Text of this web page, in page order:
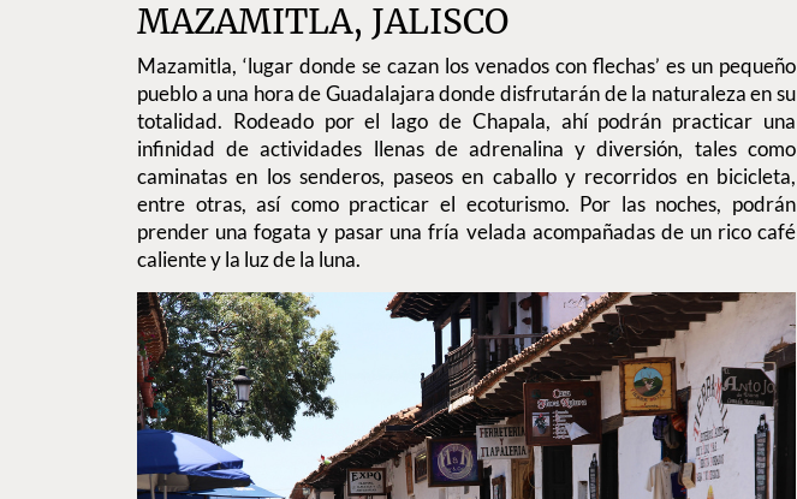
MAZAMITLA, JALISCO
Mazamitla, ‘lugar donde se cazan los venados con flechas’ es un pequeño
pueblo a una hora de Guadalajara donde disfrutarán de la naturaleza en su
totalidad. Rodeado por el lago de Chapala, ahí podrán practicar una
infinidad de actividades llenas de adrenalina y diversión, tales como
caminatas en los senderos, paseos en caballo y recorridos en bicicleta,
entre otras, así como practicar el ecoturismo. Por las noches, podrán
prender una fogata y pasar una fría velada acompañadas de un rico café
caliente y la luz de la luna.